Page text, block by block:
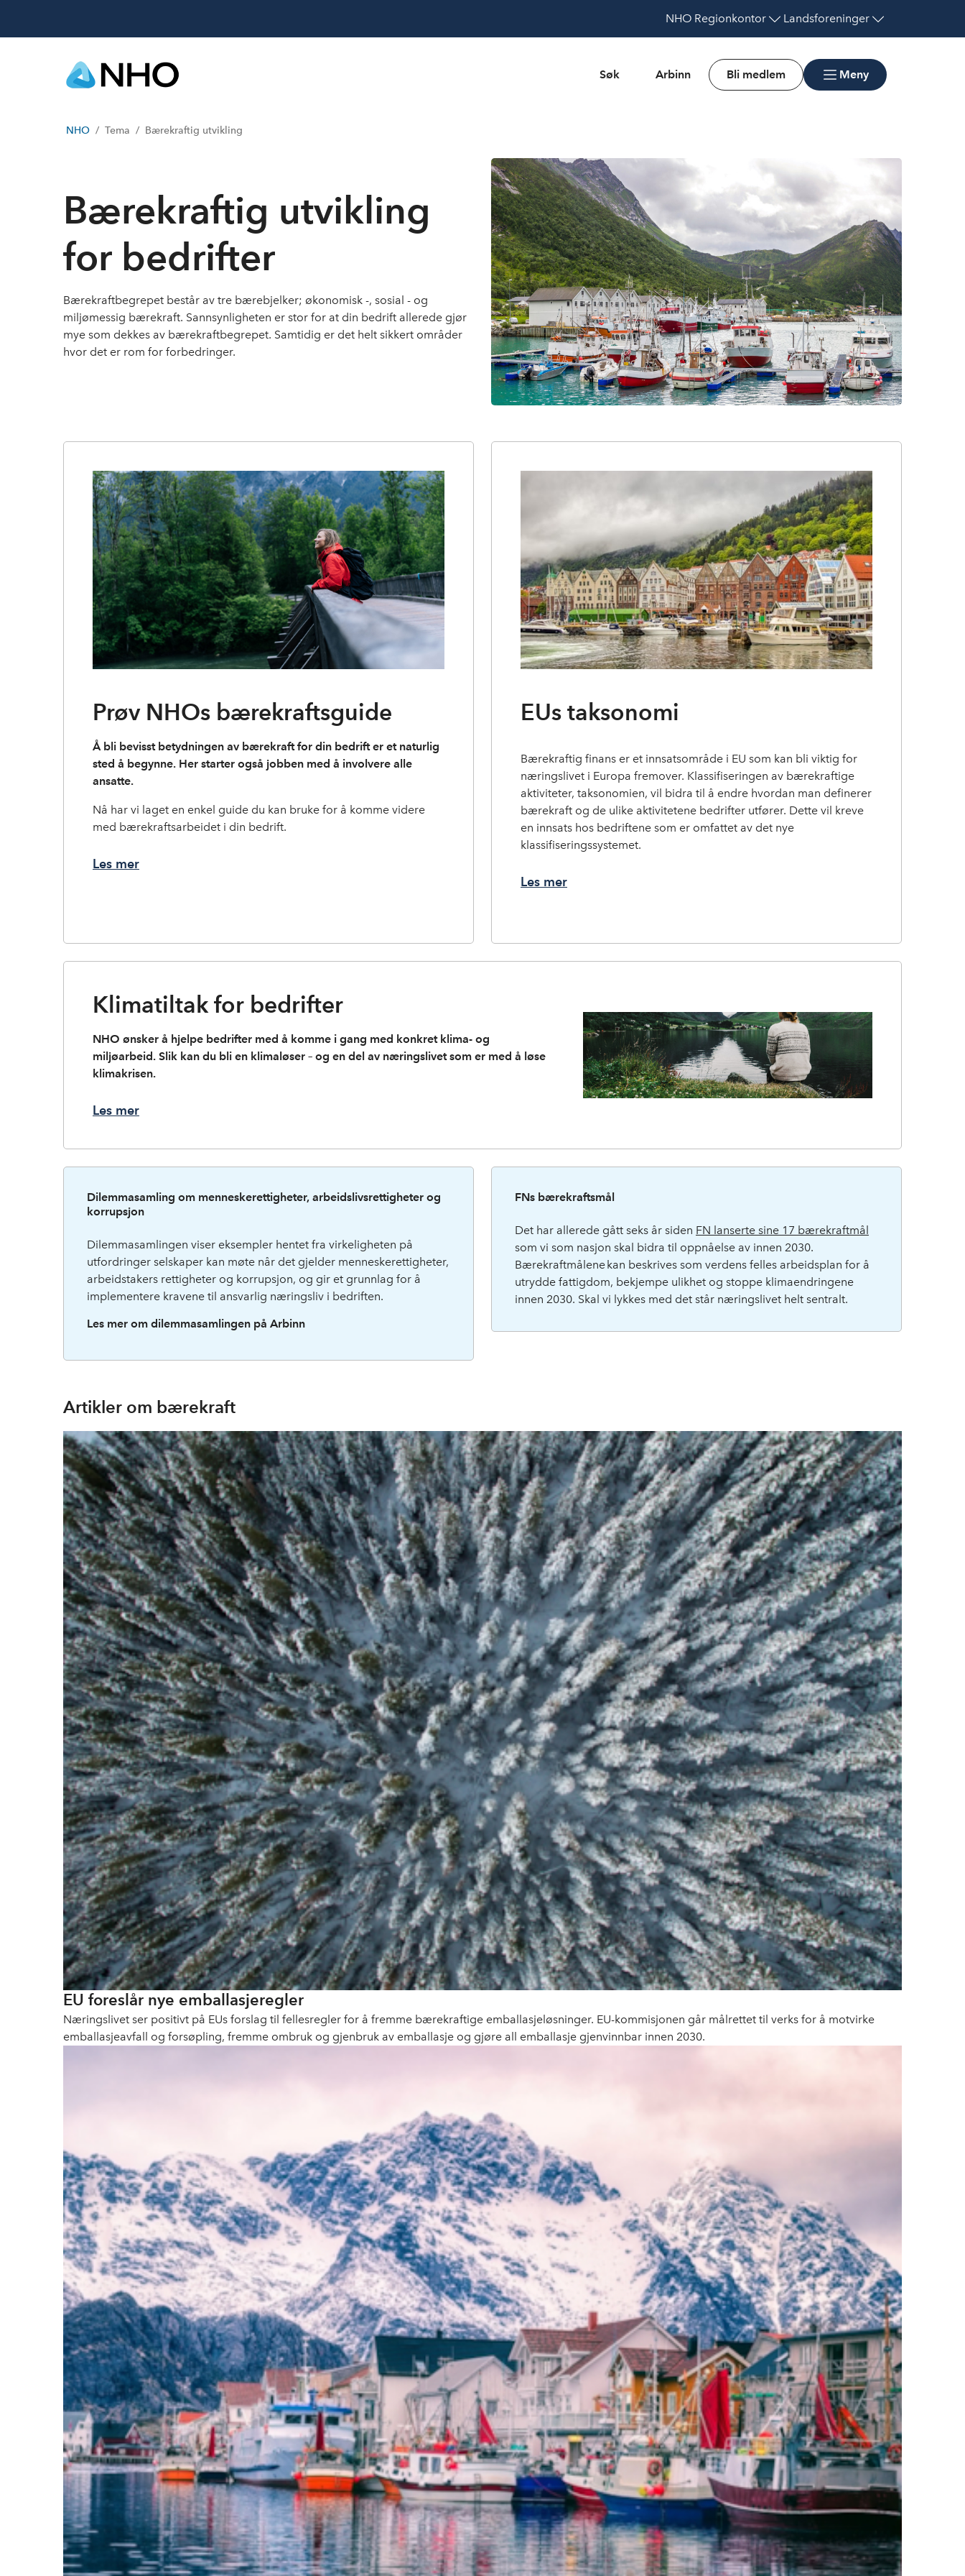
NHO Regionkontor Landsforeninger
Søk Arbinn Bli medlem Meny
NHO Tema Bærekraftig utvikling
Bærekraftig utvikling
for bedrifter
Bærekraftbegrepet består av tre bærebjelker; økonomisk -, sosial - og
miljømessig bærekraft. Sannsynligheten er stor for at din bedrift allerede gjør
mye som dekkes av bærekraftbegrepet. Samtidig er det helt sikkert områder
hvor det er rom for forbedringer.
Prøv NHOs bærekraftsguide
Å bli bevisst betydningen av bærekraft for din bedrift er et naturlig
sted å begynne. Her starter også jobben med å involvere alle
ansatte.
Nå har vi laget en enkel guide du kan bruke for å komme videre
med bærekraftsarbeidet i din bedrift.
Les mer
EUs taksonomi
Bærekraftig finans er et innsatsområde i EU som kan bli viktig for
næringslivet i Europa fremover. Klassifiseringen av bærekraftige
aktiviteter, taksonomien, vil bidra til å endre hvordan man definerer
bærekraft og de ulike aktivitetene bedrifter utfører. Dette vil kreve
en innsats hos bedriftene som er omfattet av det nye
klassifiseringssystemet.
Les mer
Klimatiltak for bedrifter
NHO ønsker å hjelpe bedrifter med å komme i gang med konkret klima- og
miljøarbeid. Slik kan du bli en klimaløser – og en del av næringslivet som er med å løse
klimakrisen.
Les mer
Dilemmasamling om menneskerettigheter, arbeidslivsrettigheter og
korrupsjon
Dilemmasamlingen viser eksempler hentet fra virkeligheten på
utfordringer selskaper kan møte når det gjelder menneskerettigheter,
arbeidstakers rettigheter og korrupsjon, og gir et grunnlag for å
implementere kravene til ansvarlig næringsliv i bedriften.
Les mer om dilemmasamlingen på Arbinn
FNs bærekraftsmål
Det har allerede gått seks år siden FN lanserte sine 17 bærekraftmål
som vi som nasjon skal bidra til oppnåelse av innen 2030.
Bærekraftmålene kan beskrives som verdens felles arbeidsplan for å
utrydde fattigdom, bekjempe ulikhet og stoppe klimaendringene
innen 2030. Skal vi lykkes med det står næringslivet helt sentralt.
Artikler om bærekraft
EU foreslår nye emballasjeregler
Næringslivet ser positivt på EUs forslag til fellesregler for å fremme bærekraftige emballasjeløsninger. EU-kommisjonen går målrettet til verks for å motvirke
emballasjeavfall og forsøpling, fremme ombruk og gjenbruk av emballasje og gjøre all emballasje gjenvinnbar innen 2030.